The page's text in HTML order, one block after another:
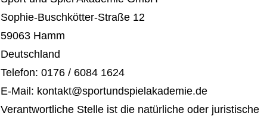
Sophie-Buschkötter-Straße 12
59063 Hamm
Deutschland
Telefon: 0176 / 6084 1624
E-Mail: kontakt@sportundspielakademie.de
Verantwortliche Stelle ist die natürliche oder juristische